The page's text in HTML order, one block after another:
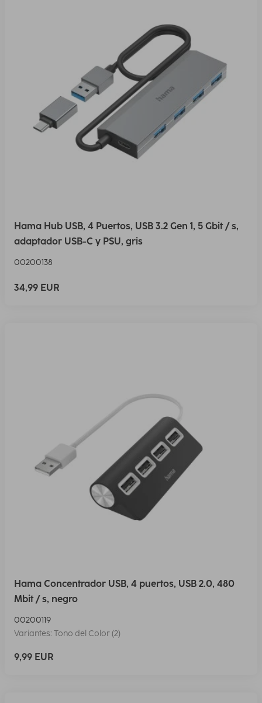
Hama Hub USB, 4 Puertos, USB 3.2 Gen 1, 5 Gbit / s,
adaptador USB-C y PSU, gris
00200138
34,99 EUR
Hama Concentrador USB, 4 puertos, USB 2.0, 480
Mbit / s, negro
00200119
Variantes: Tono del Color (2)
9,99 EUR